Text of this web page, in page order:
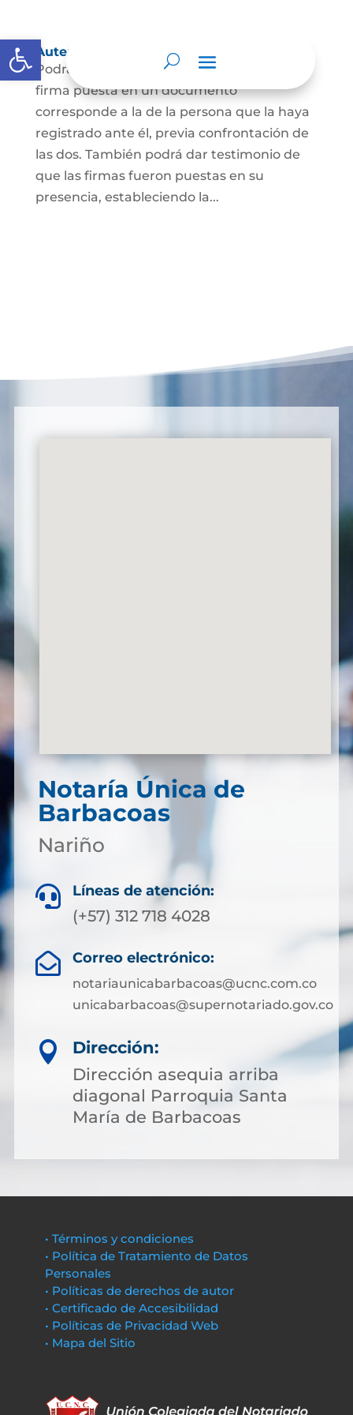
Abrir barra de herramientas
Autenticación de Firma
Podrá dar testimonio escrito de que la
firma puesta en un documento
corresponde a la de la persona que la haya
registrado ante él, previa confrontación de
las dos. También podrá dar testimonio de
que las firmas fueron puestas en su
presencia, estableciendo la...
Notaría Única de
Barbacoas
Nariño
 Líneas de atención:
(+57) 312 718 4028
 Correo electrónico:
notariaunicabarbacoas@ucnc.com.co
unicabarbacoas@supernotariado.gov.co

Dirección:
Dirección asequia arriba
diagonal Parroquia Santa
María de Barbacoas
• Términos y condiciones
• Política de Tratamiento de Datos
Personales
• Políticas de derechos de autor
• Certificado de Accesibilidad
• Políticas de Privacidad Web
• Mapa del Sitio